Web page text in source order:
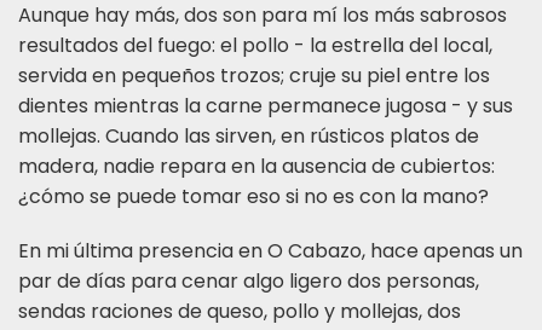
Aunque hay más, dos son para mí los más sabrosos
resultados del fuego: el pollo - la estrella del local,
servida en pequeños trozos; cruje su piel entre los
dientes mientras la carne permanece jugosa - y sus
mollejas. Cuando las sirven, en rústicos platos de
madera, nadie repara en la ausencia de cubiertos:
¿cómo se puede tomar eso si no es con la mano?
En mi última presencia en O Cabazo, hace apenas un
par de días para cenar algo ligero dos personas,
sendas raciones de queso, pollo y mollejas, dos